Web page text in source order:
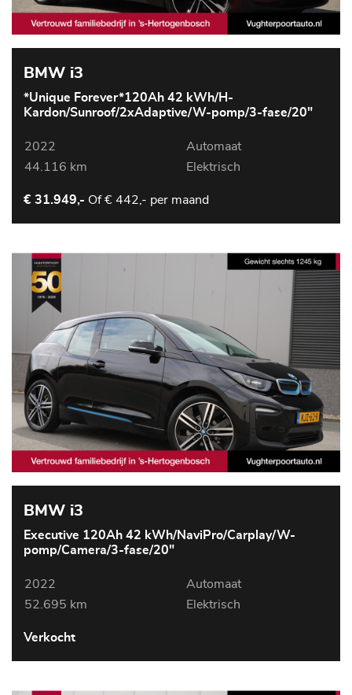
BMW i3
*Unique Forever*120Ah 42 kWh/H-
Kardon/Sunroof/2xAdaptive/W-pomp/3-fase/20"
2022
Automaat
44.116 km
Elektrisch
€ 31.949,- Of€ 442,- per maand
BMW i3
Executive 120Ah 42 kWh/NaviPro/Carplay/W-
pomp/Camera/3-fase/20"
2022
Automaat
52.695 km
Elektrisch
Verkocht